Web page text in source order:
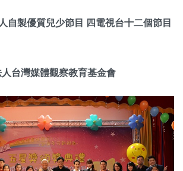
最新消息
監督觀察
優質兒少
媒體素養
研究計畫
自製優質兒少節目 四電視台十二個節目
台灣媒體觀察教育基金會